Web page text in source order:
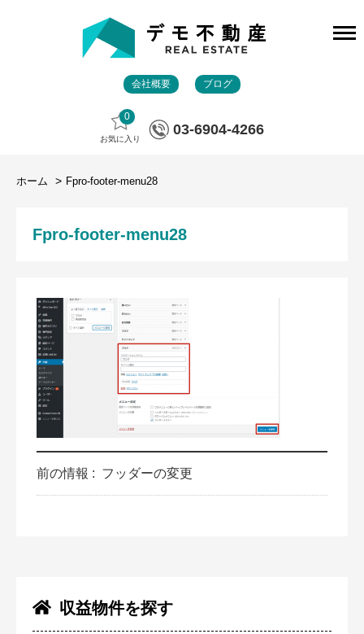
会社概要 ブログ
0
お気に入り
03-6904-4266
ホーム Fpro-footer-menu28
収益物件を探す
Fpro-footer-menu28
前の情報 : フッダーの変更